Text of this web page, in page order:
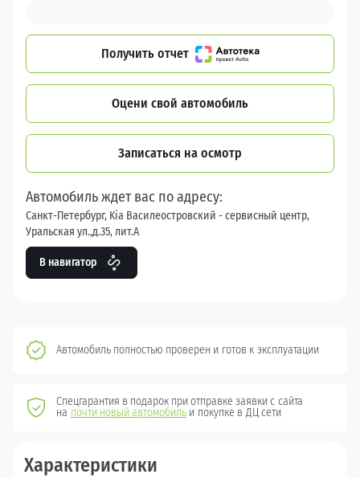
Получить отчет
Оцени свой автомобиль
Записаться на осмотр
Автомобиль ждет вас по адресу:
Санкт-Петербург, Kia Василеостровский - сервисный центр,
Уральская ул.,д.35, лит.А
В навигатор
Автомобиль полностью проверен и готов к эксплуатации
Спецгарантия в подарок при отправке заявки с сайта
на почти новый автомобиль и покупке в ДЦ сети
Характеристики